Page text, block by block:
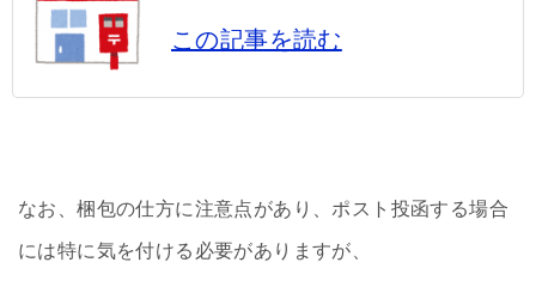
この記事を読む
なお、梱包の仕方に注意点があり、ポスト投函する場合
には特に気を付ける必要がありますが、